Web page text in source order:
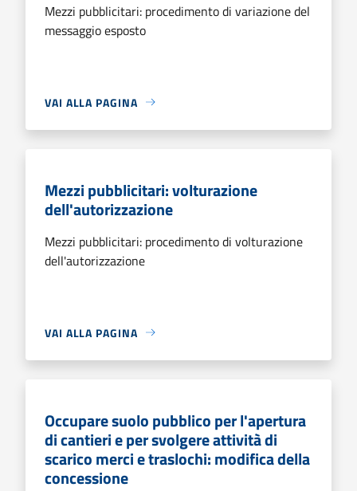
Mezzi pubblicitari: procedimento di variazione del
messaggio esposto
VAI ALLA PAGINA
Mezzi pubblicitari: volturazione
dell'autorizzazione
Mezzi pubblicitari: procedimento di volturazione
dell'autorizzazione
VAI ALLA PAGINA
Occupare suolo pubblico per l'apertura
di cantieri e per svolgere attività di
scarico merci e traslochi: modifica della
concessione